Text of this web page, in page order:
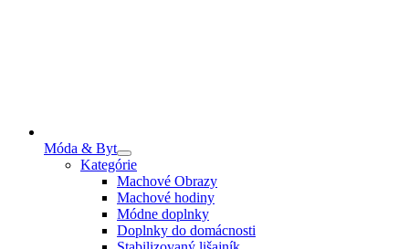
Móda & Byt
Kategórie
Machové Obrazy
Machové hodiny
Módne doplnky
Doplnky do domácnosti